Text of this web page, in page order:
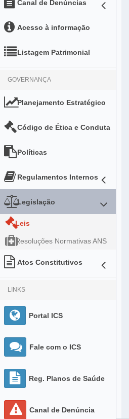
Canal de Denúncias
Acesso à informação
Listagem Patrimonial
GOVERNANÇA
Planejamento Estratégico
Código de Ética e Conduta
Políticas
Regulamentos Internos
Legislação
Leis
Resoluções Normativas ANS
Atos Constitutivos
LINKS
Portal ICS
Fale com o ICS
Reg. Planos de Saúde
Canal de Denúncia